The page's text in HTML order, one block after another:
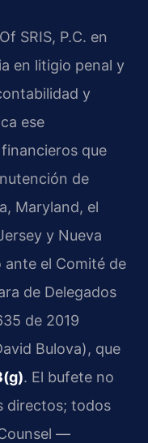
SRIS, P.C. en
en litigio penal y
y
ese
que
de
Maryland, el
y Nueva
ante el Comité de
de Delegados
de 2019
Bulova), que
. El bufete no
directos; todos
—